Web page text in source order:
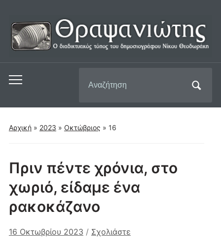
Εναλλαγή
μενού
για
για:
Αρχική » 2023 » Οκτώβριος » 16
Πριν πέντε χρόνια, στο
χωριό, είδαμε ένα
ρακοκάζανο
16 Οκτωβρίου 2023 / Σχολιάστε